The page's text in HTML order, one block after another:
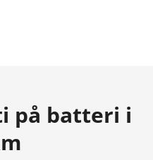
på batteri i